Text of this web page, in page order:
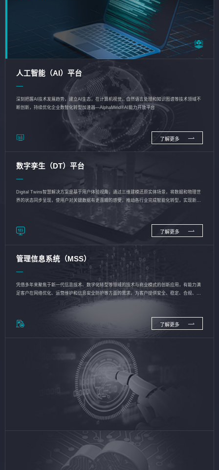
人工智能（AI）平台
深刻把握AI技术发展趋势，建立AI生态，在计算机视觉、自然语言处理和知识图谱等技术领域不
断创新，持续优化企业数智化转型加速器—AlphaMind®AI能力开放平台
了解更多
数字孪生（DT）平台
Digital Twins智慧解决方案是基于用户体验视角，通过三维建模还原实体场景，将数据和物理世
界的状态同步呈现，使用户对关键数据有更直观的感受，推动各行业完成智能化转型，实现新旧
了解更多
管理信息系统（MSS）
凭借多年来聚焦于新一代信息技术、数字化转型等领域的技术与商业模式的创新应用，有能力满
足客户在网络优化、运营维护和信息安全防护等方面的需求，为客户提供安全、稳定、合规、持
了解更多